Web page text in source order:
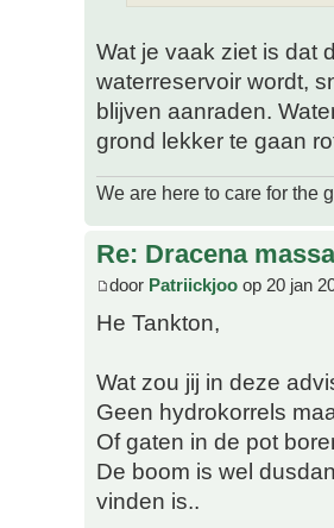
Wat je vaak ziet is dat
waterreservoir wordt,
blijven aanraden.
grond lekker te gaan
We are here to care for the
Re: Dracena
door Patriickjoo op 20 jan
He Tankton,
Wat zou jij in deze
Geen hydrokorrels
Of gaten in de pot
De boom is wel
vinden is..